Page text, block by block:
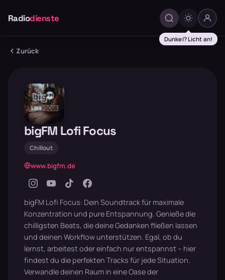
Radiodienste
Dunkel? Licht an!
Zurück
bigFM Lofi Focus
Chillout
www.bigfm.de
bigFM Lofi Focus: Dein Soundtrack für maximale
Konzentration und pure Entspannung. Genieße die
chilligsten Beats, die deine Gedanken fließen lassen
und deinen Workflow unterstützen. Egal, ob du
lernst, arbeitest oder einfach nur entspannst – hier
findest du die perfekten Tracks für jede Situation.
Verwandle deinen Raum in eine Oase der